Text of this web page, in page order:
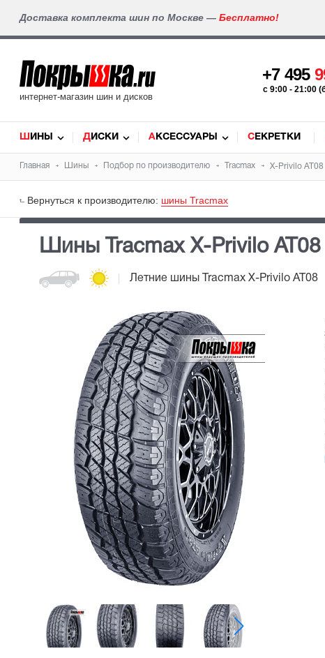
Доставка комплекта шин по Москве — Бесплатно!
интернет-магазин шин и дисков
+7 495
c 9:00 - 21:00
ШИНЫ ДИСКИ АКСЕССУАРЫ СЕКРЕТКИ
Главная Шины Подбор по производителю Tracmax X-Privilo AT08
Вернуться к производителю: шины Tracmax
Шины Tracmax X-Privilo AT08
Летние шины Tracmax X-Privilo AT08